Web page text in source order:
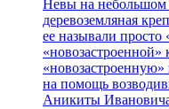
Невы на небольшом
деревоземляная
ее называли просто
«новозастроенной»
«новозастроенную»
на помощь
Аникиты